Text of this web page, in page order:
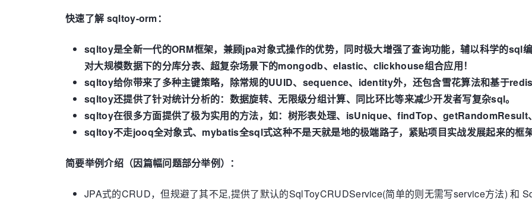
快速了解 sqltoy-orm：
sqltoy是全新一代的ORM框架，兼顾jpa对象式操作的优势，同时极大增强了查询功能，辅以科学的sql
对大规模数据下的分库分表、超复杂场景下的mongodb、elastic、clickhouse组合应用！
sqltoy给你带来了多种主键策略，除常规的UUID、sequence、identity外，还包含雪花算法和基于redis
sqltoy还提供了针对统计分析的：数据旋转、无限级分组计算、同比环比等来减少开发者写复杂sql。
sqltoy在很多方面提供了极为实用的方法，如：树形表处理、isUnique、findTop、
sqltoy不走jooq全对象式、mybatis全sql式这种不是天就是地的极端路子，紧贴项目实战发展起来的框
简要举例介绍（因篇幅问题部分举例）：
JPA式的CRUD，但规避了其不足,提供了默认的SqlToyCRUDService(简单的则无需写service方法) 和